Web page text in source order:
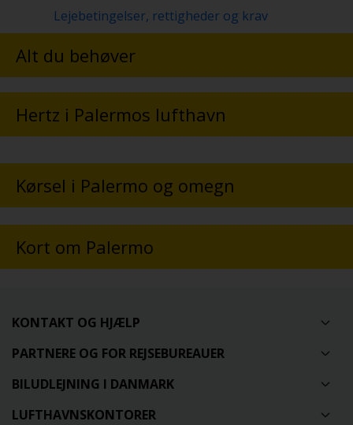
Lejebetingelser, rettigheder og krav
Alt du behøver
Hertz i Palermos lufthavn
Kørsel i Palermo og omegn
Kort om Palermo
KONTAKT OG HJÆLP
PARTNERE OG FOR REJSEBUREAUER
BILUDLEJNING I DANMARK
LUFTHAVNSKONTORER